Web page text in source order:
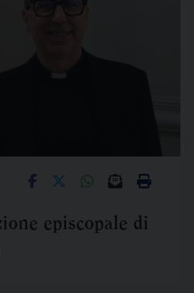
episcopale di